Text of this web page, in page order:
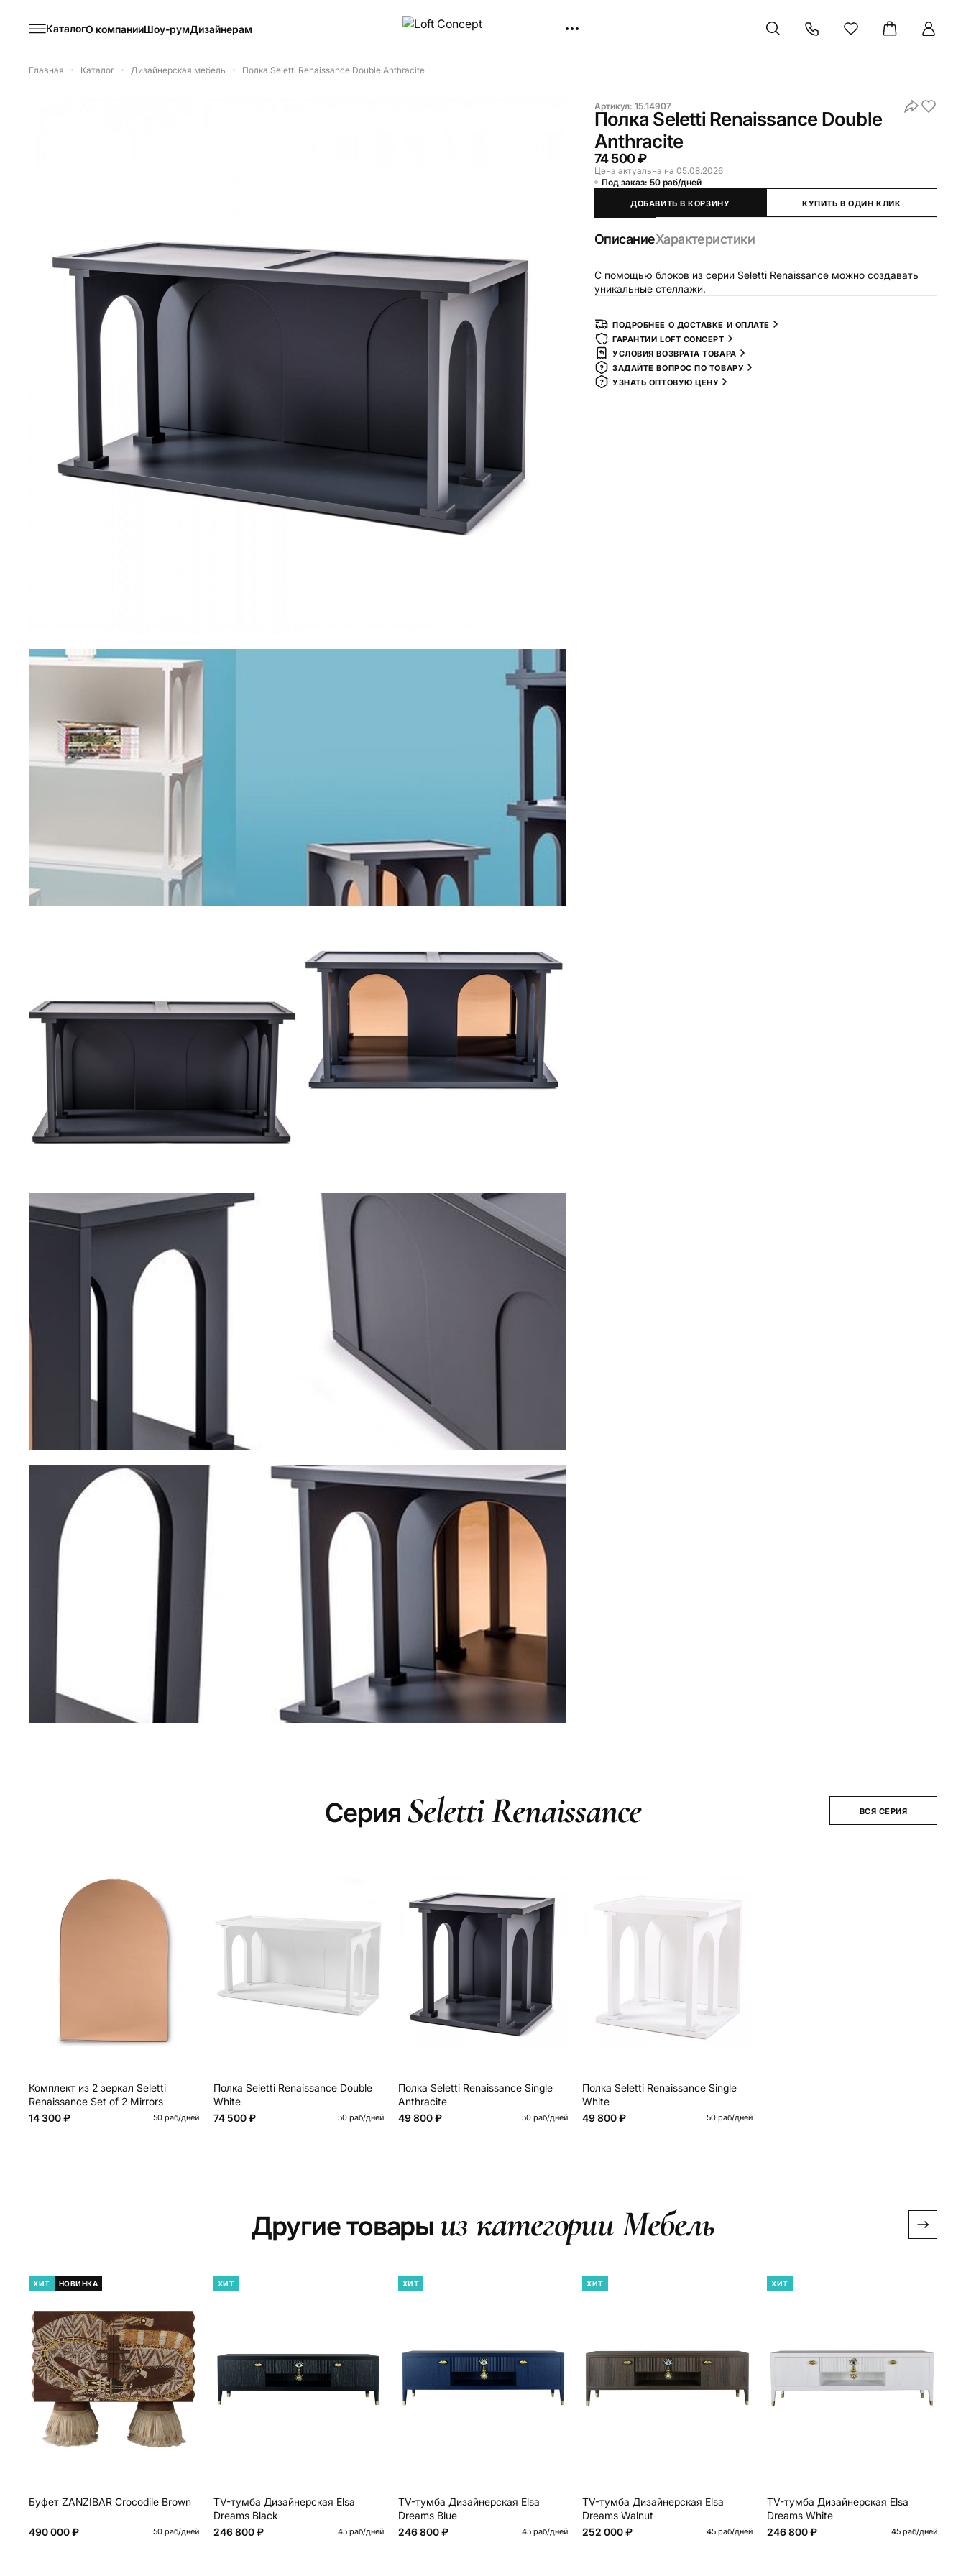
КаталогО компанииШоу-румДизайнерам
Главная Каталог Дизайнерская мебель Полка Seletti Renaissance Double Anthracite
Артикул: 15.14907
Полка Seletti Renaissance Double
Anthracite
74 500 ₽
Цена актуальна на 05.08.2026
Под заказ: 50 раб/дней
ДОБАВИТЬ В КОРЗИНУ КУПИТЬ В ОДИН КЛИК
ОписаниеХарактеристики
С помощью блоков из серии Seletti Renaissance можно создавать
уникальные стеллажи.
ПОДРОБНЕЕ О ДОСТАВКЕ И ОПЛАТЕ
ГАРАНТИИ LOFT CONCEPT
УСЛОВИЯ ВОЗВРАТА ТОВАРА
ЗАДАЙТЕ ВОПРОС ПО ТОВАРУ
УЗНАТЬ ОПТОВУЮ ЦЕНУ
Серия Seletti Renaissance ВСЯ СЕРИЯ
Комплект из 2 зеркал Seletti
Renaissance Set of 2 Mirrors
14 300 ₽
50 раб/дней
Полка Seletti Renaissance Double
White
74 500 ₽
50 раб/дней
Полка Seletti Renaissance Single
Anthracite
49 800 ₽
50 раб/дней
Полка Seletti Renaissance Single
White
49 800 ₽
50 раб/дней
Другие товары из категории Мебель
ХИТ НОВИНКА
Буфет ZANZIBAR Crocodile Brown
490 000 ₽ 50 раб/дней
ХИТ
TV-тумба Дизайнерская Elsa
Dreams Black
246 800 ₽
45 раб/дней
ХИТ
TV-тумба Дизайнерская Elsa
Dreams Blue
246 800 ₽
45 раб/дней
ХИТ
TV-тумба Дизайнерская Elsa
Dreams Walnut
252 000 ₽
45 раб/дней
ХИТ
TV-тумба Дизайнерская Elsa
Dreams White
246 800 ₽
45 раб/дней